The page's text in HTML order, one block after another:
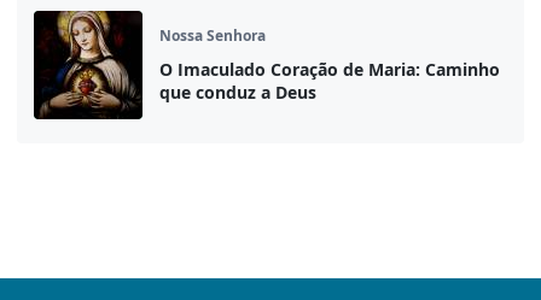
Nossa Senhora
O Imaculado Coração de Maria: Caminho
que conduz a Deus